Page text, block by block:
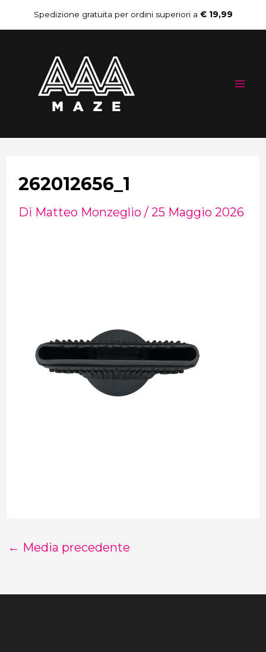
al
contenuto
Spedizione gratuita per ordini superiori a € 19,99
262012656_1
Di Matteo Monzeglio / 25 Maggio 2026
Navigazione
articoli
← Media precedente